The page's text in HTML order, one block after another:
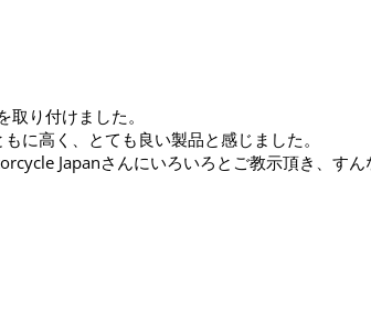
り付けました。
に高く、とても良い製品と感じました。
Japanさんにいろいろとご教示頂き、すん